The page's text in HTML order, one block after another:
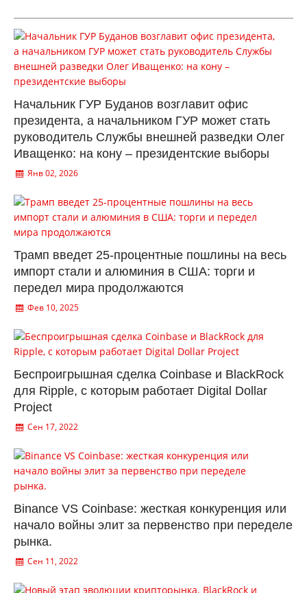
Начальник ГУР Буданов возглавит офис
президента, а начальником ГУР может стать
руководитель Службы внешней разведки Олег
Иващенко: на кону – президентские выборы
Янв 02, 2026
Трамп введет 25-процентные пошлины на весь
импорт стали и алюминия в США: торги и
передел мира продолжаются
Фев 10, 2025
Беспроигрышная сделка Coinbase и BlackRock
для Ripple, с которым работает Digital Dollar
Project
Сен 17, 2022
Binance VS Coinbase: жесткая конкуренция или
начало войны элит за первенство при переделе
рынка.
Сен 11, 2022